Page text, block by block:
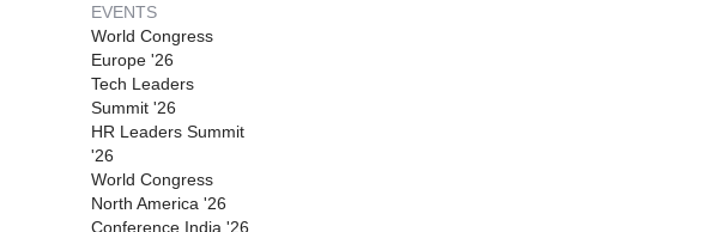
EVENTS
World Congress
Europe '26
Tech Leaders
Summit '26
HR Leaders Summit
'26
World Congress
North America '26
Conference India '26